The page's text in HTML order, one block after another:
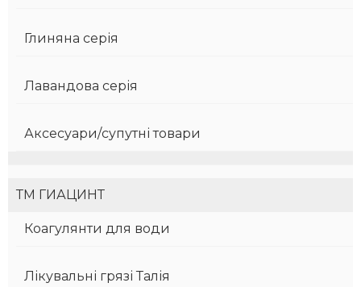
Глиняна серія
Лавандова серія
Аксесуари/супутні товари
ТМ ГИАЦИНТ
Коагулянти для води
Лікувальні грязі Талія